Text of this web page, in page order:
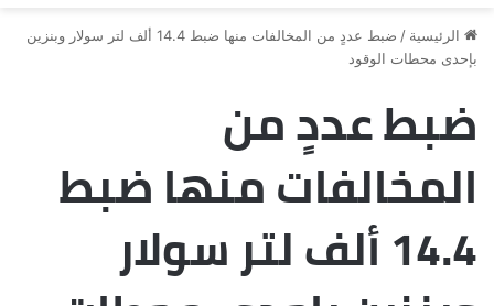
الرئيسية /
ضبط عددٍ من المخالفات منها ضبط 14.4 ألف لتر سولار وبنزين
بإحدى محطات الوقود
ضبط عددٍ من
المخالفات منها ضبط
14.4 ألف لتر سولار